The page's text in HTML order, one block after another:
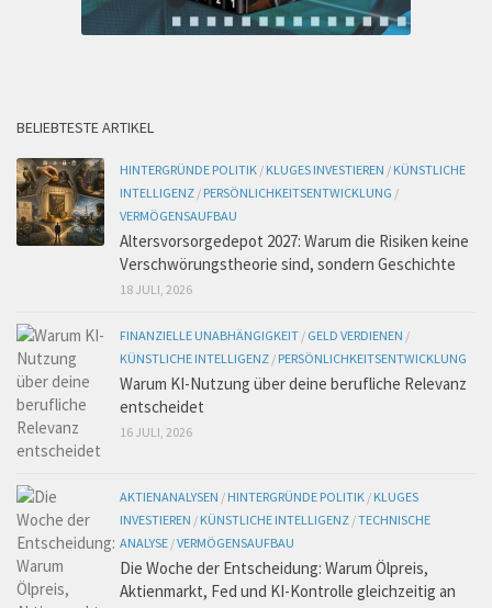
BELIEBTESTE ARTIKEL
HINTERGRÜNDE POLITIK / KLUGES INVESTIEREN / KÜNSTLICHE
INTELLIGENZ / PERSÖNLICHKEITSENTWICKLUNG /
VERMÖGENSAUFBAU
Altersvorsorgedepot 2027: Warum die Risiken keine
Verschwörungstheorie sind, sondern Geschichte
18 JULI, 2026
FINANZIELLE UNABHÄNGIGKEIT / GELD VERDIENEN /
KÜNSTLICHE INTELLIGENZ / PERSÖNLICHKEITSENTWICKLUNG
Warum KI-Nutzung über deine berufliche Relevanz
entscheidet
16 JULI, 2026
AKTIENANALYSEN / HINTERGRÜNDE POLITIK / KLUGES
INVESTIEREN / KÜNSTLICHE INTELLIGENZ /TECHNISCHE
ANALYSE /VERMÖGENSAUFBAU
Die Woche der Entscheidung: Warum Ölpreis,
Aktienmarkt, Fed und KI-Kontrolle gleichzeitig an